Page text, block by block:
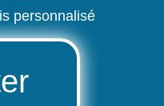
personnalisé